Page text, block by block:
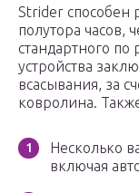
Strider способен
полутора часов,
стандартного
устройства
всасывания, за
ковролина.
Несколько
включая